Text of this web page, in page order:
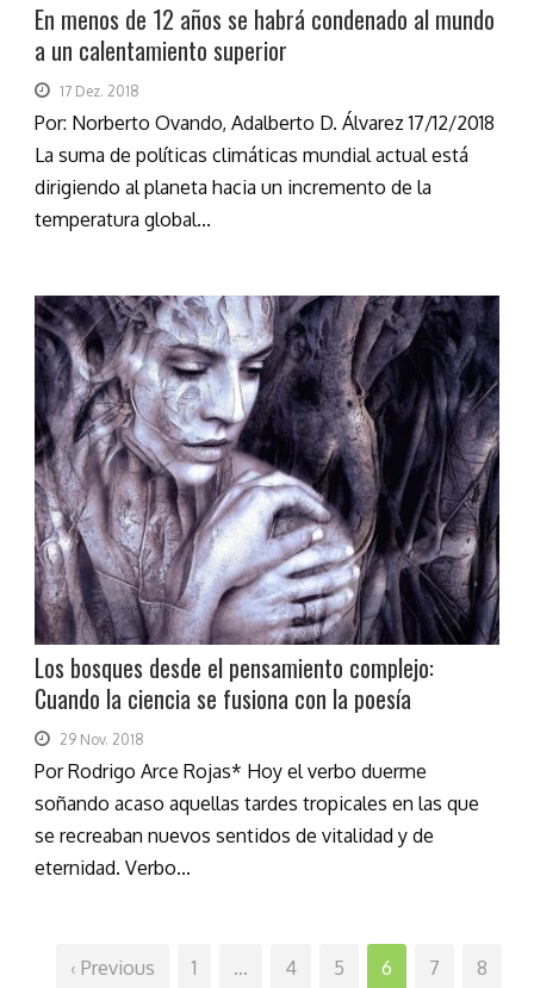
En menos de 12 años se habrá condenado al mundo
a un calentamiento superior
17 Dez. 2018
Por: Norberto Ovando, Adalberto D. Álvarez 17/12/2018
La suma de políticas climáticas mundial actual está
dirigiendo al planeta hacia un incremento de la
temperatura global...
Los bosques desde el pensamiento complejo:
Cuando la ciencia se fusiona con la poesía
29 Nov. 2018
Por Rodrigo Arce Rojas* Hoy el verbo duerme
soñando acaso aquellas tardes tropicales en las que
se recreaban nuevos sentidos de vitalidad y de
eternidad. Verbo...
‹ Previous 1 … 4 5 6 7 8